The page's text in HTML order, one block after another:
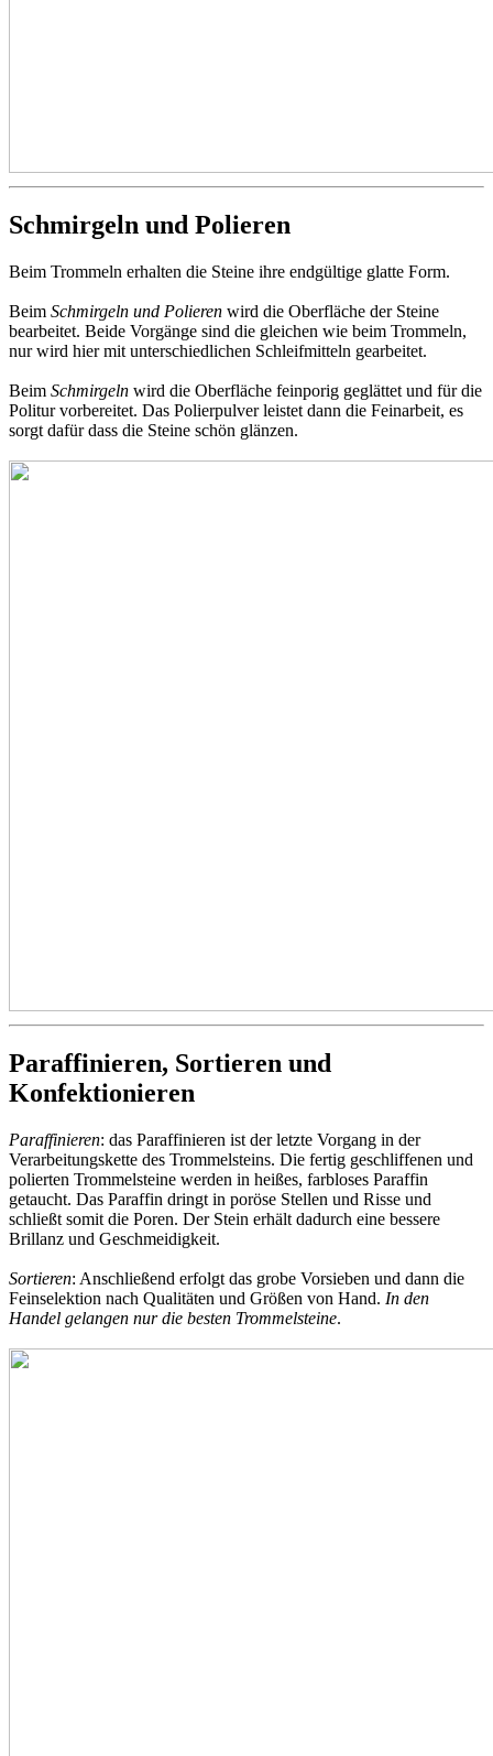
Schmirgeln und Polieren
Beim Trommeln erhalten die Steine ihre endgültige glatte Form.
Beim Schmirgeln und Polieren wird die Oberfläche der Steine
bearbeitet. Beide Vorgänge sind die gleichen wie beim Trommeln,
nur wird hier mit unterschiedlichen Schleifmitteln gearbeitet.
Beim Schmirgeln wird die Oberfläche feinporig geglättet und für die
Politur vorbereitet. Das Polierpulver leistet dann die Feinarbeit, es
sorgt dafür dass die Steine schön glänzen.
Paraffinieren, Sortieren und
Konfektionieren
Paraffinieren: das Paraffinieren ist der letzte Vorgang in der
Verarbeitungskette des Trommelsteins. Die fertig geschliffenen und
polierten Trommelsteine werden in heißes, farbloses Paraffin
getaucht. Das Paraffin dringt in poröse Stellen und Risse und
schließt somit die Poren. Der Stein erhält dadurch eine bessere
Brillanz und Geschmeidigkeit.
Sortieren: Anschließend erfolgt das grobe Vorsieben und dann die
Feinselektion nach Qualitäten und Größen von Hand. In den
Handel gelangen nur die besten Trommelsteine.